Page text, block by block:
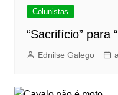
Colunistas
“Sacrifício” para
Ednilse Galego